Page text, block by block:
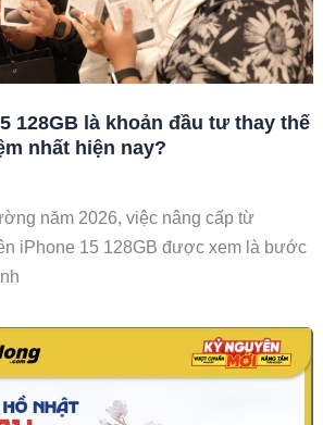
128GB là khoản đầu tư thay thế
nhất hiện nay?
năm 2026, việc nâng cấp từ
iPhone 15 128GB được xem là bước